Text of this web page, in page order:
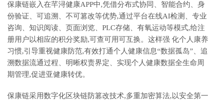
保康链嵌入在芊浔健康APP中,凭借分布式协同、智能合约、身
份验证、可追溯、不可篡改等优势,通过平台在线AI检测、专业
咨询、知识阅读、页面浏览、PLC存储、有氧运动等模式,给注
册用户以相应的积分奖励,可查可用可互换。这样强 化个人康养
习惯,引导重视健康防范,有效打通个人健康信息“数据孤岛”、追
溯数据流通过程、明晰权责界定、实现个人健康数据全生命周
期管理,促进亚健康转优。
保康链采用数字化区块链防篡改技术,多重加密算法,以安全第一